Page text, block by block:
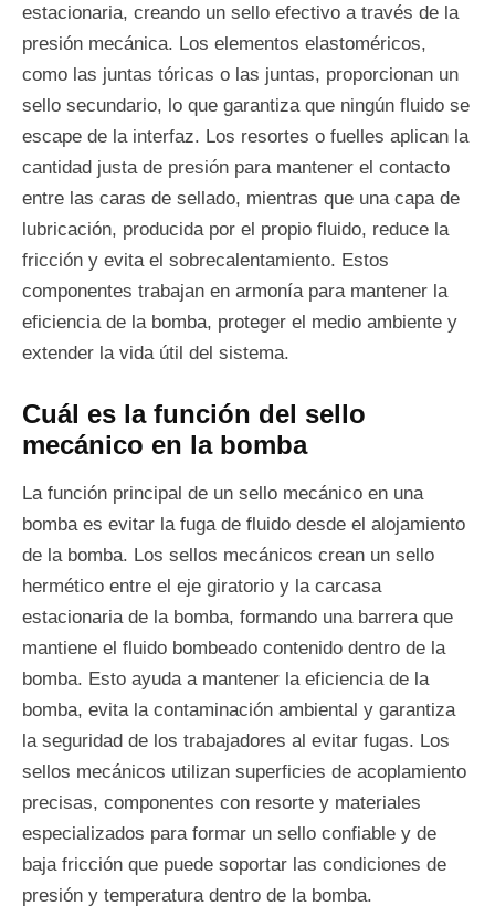
estacionaria, creando un sello efectivo a través de la
presión mecánica. Los elementos elastoméricos,
como las juntas tóricas o las juntas, proporcionan un
sello secundario, lo que garantiza que ningún fluido se
escape de la interfaz. Los resortes o fuelles aplican la
cantidad justa de presión para mantener el contacto
entre las caras de sellado, mientras que una capa de
lubricación, producida por el propio fluido, reduce la
fricción y evita el sobrecalentamiento. Estos
componentes trabajan en armonía para mantener la
eficiencia de la bomba, proteger el medio ambiente y
extender la vida útil del sistema.
Cuál es la función del sello
mecánico en la bomba
La función principal de un sello mecánico en una
bomba es evitar la fuga de fluido desde el alojamiento
de la bomba. Los sellos mecánicos crean un sello
hermético entre el eje giratorio y la carcasa
estacionaria de la bomba, formando una barrera que
mantiene el fluido bombeado contenido dentro de la
bomba. Esto ayuda a mantener la eficiencia de la
bomba, evita la contaminación ambiental y garantiza
la seguridad de los trabajadores al evitar fugas. Los
sellos mecánicos utilizan superficies de acoplamiento
precisas, componentes con resorte y materiales
especializados para formar un sello confiable y de
baja fricción que puede soportar las condiciones de
presión y temperatura dentro de la bomba.